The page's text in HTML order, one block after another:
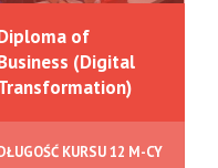
of
(Digital
KURSU 12 M-CY